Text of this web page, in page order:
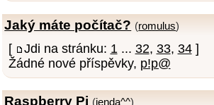
Jaký máte počítač? (romulus)
[ Jdi na stránku: 1 ... 32, 33, 34]
Žádné nové příspěvky, p!p@
Raspberry Pi (jenda^^)